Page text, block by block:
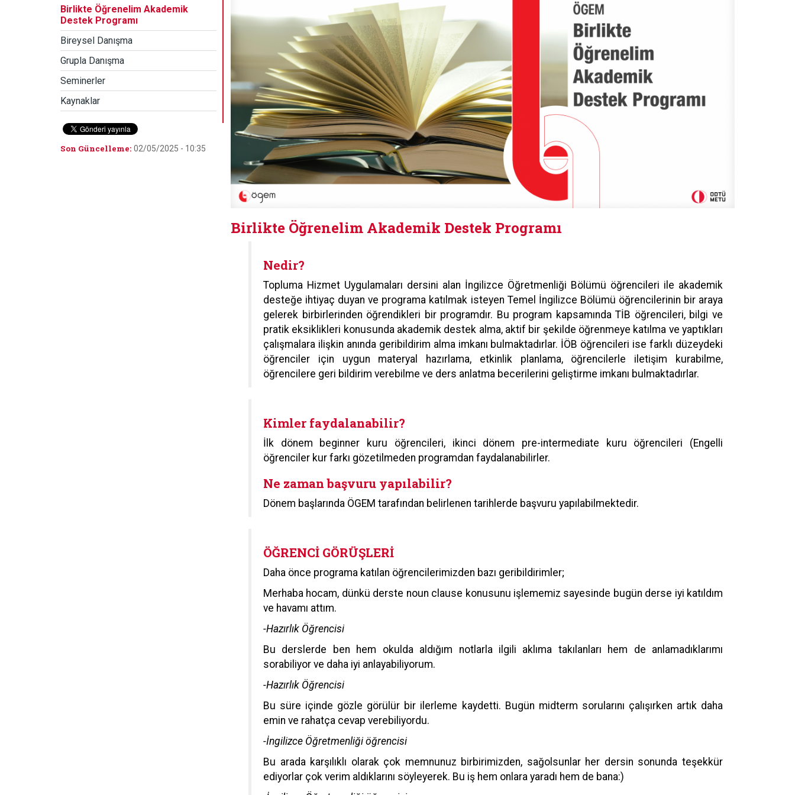
Birlikte Öğrenelim Akademik
Destek Programı
Bireysel Danışma
Grupla Danışma
Seminerler
Kaynaklar
Son Güncelleme: 02/05/2025 - 10:35
Birlikte Öğrenelim Akademik Destek Programı
Nedir?
Topluma Hizmet Uygulamaları dersini alan İngilizce Öğretmenliği Bölümü öğrencileri ile akademik
desteğe ihtiyaç duyan ve programa katılmak isteyen Temel İngilizce Bölümü öğrencilerinin bir araya
gelerek birbirlerinden öğrendikleri bir programdır. Bu program kapsamında TİB öğrencileri, bilgi ve
pratik eksiklikleri konusunda akademik destek alma, aktif bir şekilde öğrenmeye katılma ve yaptıkları
çalışmalara ilişkin anında geribildirim alma imkanı bulmaktadırlar. İÖB öğrencileri ise farklı düzeydeki
öğrenciler için uygun materyal hazırlama, etkinlik planlama, öğrencilerle iletişim kurabilme,
öğrencilere geri bildirim verebilme ve ders anlatma becerilerini geliştirme imkanı bulmaktadırlar.
Kimler faydalanabilir?
İlk dönem beginner kuru öğrencileri, ikinci dönem pre-intermediate kuru öğrencileri (Engelli
öğrenciler kur farkı gözetilmeden programdan faydalanabilirler.
Ne zaman başvuru yapılabilir?
Dönem başlarında ÖGEM tarafından belirlenen tarihlerde başvuru yapılabilmektedir.
ÖĞRENCİ GÖRÜŞLERİ
Daha önce programa katılan öğrencilerimizden bazı geribildirimler;
Merhaba hocam, dünkü derste noun clause konusunu işlememiz sayesinde bugün derse iyi katıldım
ve havamı attım.
-Hazırlık Öğrencisi
Bu derslerde ben hem okulda aldığım notlarla ilgili aklıma takılanları hem de anlamadıklarımı
sorabiliyor ve daha iyi anlayabiliyorum.
-Hazırlık Öğrencisi
Bu süre içinde gözle görülür bir ilerleme kaydetti. Bugün midterm sorularını çalışırken artık daha
emin ve rahatça cevap verebiliyordu.
-İngilizce Öğretmenliği öğrencisi
Bu arada karşılıklı olarak çok memnunuz birbirimizden, sağolsunlar her dersin sonunda teşekkür
ediyorlar çok verim aldıklarını söyleyerek. Bu iş hem onlara yaradı hem de bana:)